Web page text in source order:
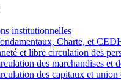
institutionnelles
Charte, et
et libre circulation des
des marchandises et
des capitaux et union